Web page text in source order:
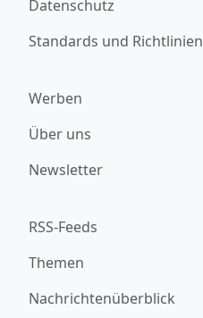
Datenschutz
Standards und Richtlinien
Werben
Über uns
Newsletter
RSS-Feeds
Themen
Nachrichtenüberblick